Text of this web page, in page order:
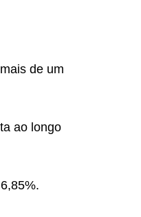
de um
ao longo